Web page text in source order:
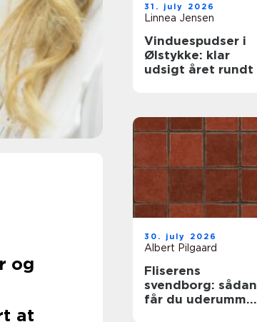
og
at
31. july 2026
Linnea Jensen
Vinduespudser i
Ølstykke: klar
udsigt året rundt
30. july 2026
Albert Pilgaard
Fliserens
svendborg: sådan
får du uderummet